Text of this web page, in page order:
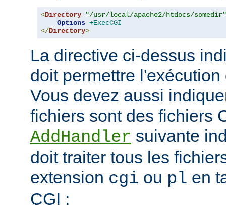
<Directory
"/usr/local/apache2/htdocs/somedir"
Options +ExecCGI
</Directory>
La directive ci-dessus
doit permettre
Vous devez aussi
fichiers sont des fichiers
AddHandler suivante
doit traiter tous les
extension cgi ou pl en
CGI :